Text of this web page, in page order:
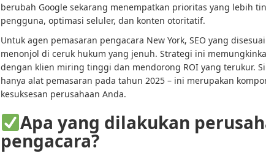
berubah Google sekarang menempatkan prioritas yang lebih
pengguna, optimasi seluler, dan konten otoritatif.
Untuk agen pemasaran pengacara New York, SEO yang
menonjol di ceruk hukum yang jenuh. Strategi ini
dengan klien miring tinggi dan mendorong ROI yang terukur.
hanya alat pemasaran pada tahun 2025 – ini merupakan
kesuksesan perusahaan Anda.
Apa yang dilakukan
pengacara?